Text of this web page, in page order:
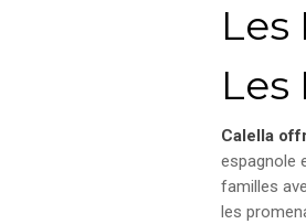
Les
Les
Calella
espagnole
familles
les